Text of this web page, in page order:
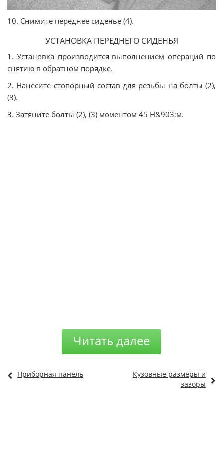
10. Снимите переднее сиденье (4).
УСТАНОВКА ПЕРЕДНЕГО СИДЕНЬЯ
1. Установка производится выполнением операций по
снятию в обратном порядке.
2. Нанесите стопорный состав для резьбы на болты (2),
(3).
3. Затяните болты (2), (3) моментом 45 Н&903;м.
Читать далее
Приборная панель
Кузовные размеры и
зазоры